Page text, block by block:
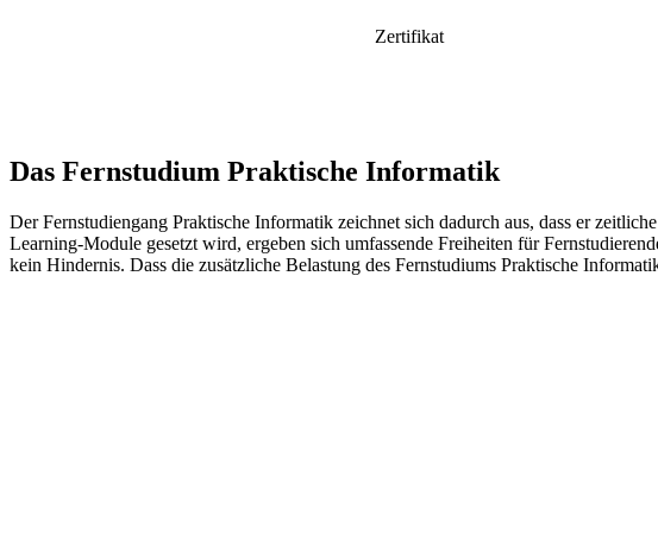
Zertifikat
Das Fernstudium Praktische Informatik
Der Fernstudiengang Praktische Informatik zeichnet sich dadurch aus, dass er
Learning-Module gesetzt wird, ergeben sich umfassende Freiheiten für
kein Hindernis. Dass die zusätzliche Belastung des Fernstudiums Praktische